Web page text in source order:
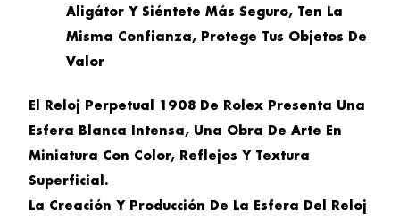
Aligátor Y Siéntete Más Seguro, Ten La
Misma Confianza, Protege Tus Objetos De
Valor
El Reloj Perpetual 1908 De Rolex Presenta Una
Esfera Blanca Intensa, Una Obra De Arte En
Miniatura Con Color, Reflejos Y Textura
Superficial.
La Creación Y Producción De La Esfera Del Reloj